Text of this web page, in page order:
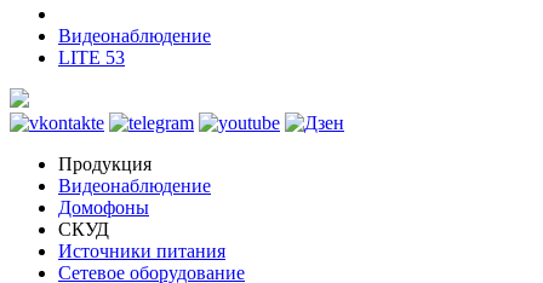
Видеонаблюдение
LITE 53
Продукция
Видеонаблюдение
Домофоны
СКУД
Источники питания
Сетевое оборудование